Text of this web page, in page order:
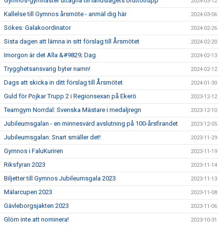
Kallelse till Gymnos årsmöte - anmäl dig här 2024-03-06
Sökes: Galakoordinator 2024-02-26
Sista dagen att lämna in sitt förslag till Årsmötet 2024-02-20
Imorgon är det Alla &#9829; Dag 2024-02-13
Trygghetsansvarig byter namn! 2024-02-12
Dags att skicka in ditt förslag till Årsmötet 2024-01-30
Guld för Pojkar Trupp 2 i Regionsexan på Ekerö 2023-12-12
Teamgym Norrdal: Svenska Mästare i medaljregn 2023-12-10
Jubileumsgalan - en minnesvärd avslutning på 100-årsfirandet 2023-12-05
Jubileumsgalan: Snart smäller det! 2023-11-29
Gymnos i FaluKuriren 2023-11-19
Riksfyran 2023 2023-11-14
Biljetter till Gymnos Jubileumsgala 2023 2023-11-13
Mälarcupen 2023 2023-11-08
Gävleborgsjakten 2023 2023-11-06
Glöm inte att nominera! 2023-10-31